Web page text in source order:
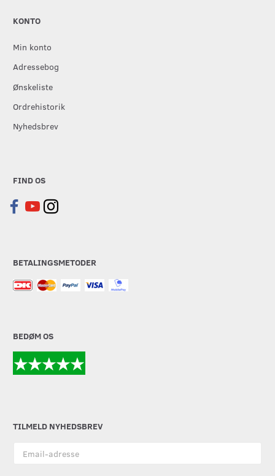
KONTO
Min konto
Adressebog
Ønskeliste
Ordrehistorik
Nyhedsbrev
FIND OS
BETALINGSMETODER
BEDØM OS
TILMELD NYHEDSBREV
adresse